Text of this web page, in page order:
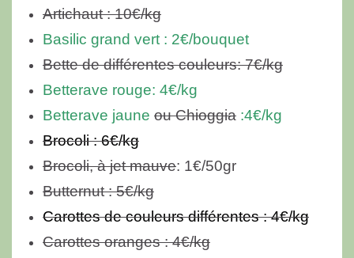
Artichaut : 10€/kg
Basilic grand vert : 2€/bouquet
Bette de différentes couleurs: 7€/kg
Betterave rouge: 4€/kg
Betterave jaune ouChioggia :4€/kg
Brocoli : 6€/kg
Brocoli, à jet mauve: 1€/50gr
Butternut : 5€/kg
Carottes de couleurs différentes : 4€/kg
Carottes oranges : 4€/kg